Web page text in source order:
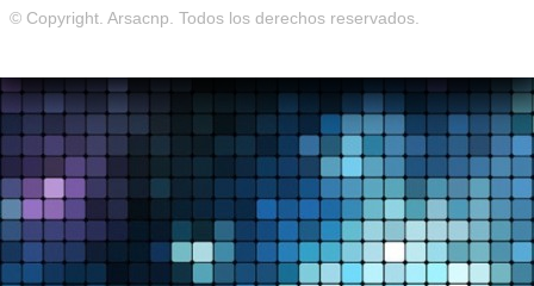
© Copyright. Arsacnp. Todos los derechos reservados.